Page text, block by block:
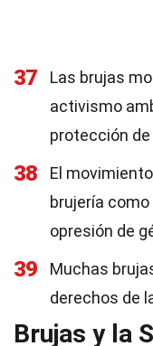
37
Las brujas
activismo
protección
38
El
brujería
opresión de
39
Muchas
derechos de
Brujas y la